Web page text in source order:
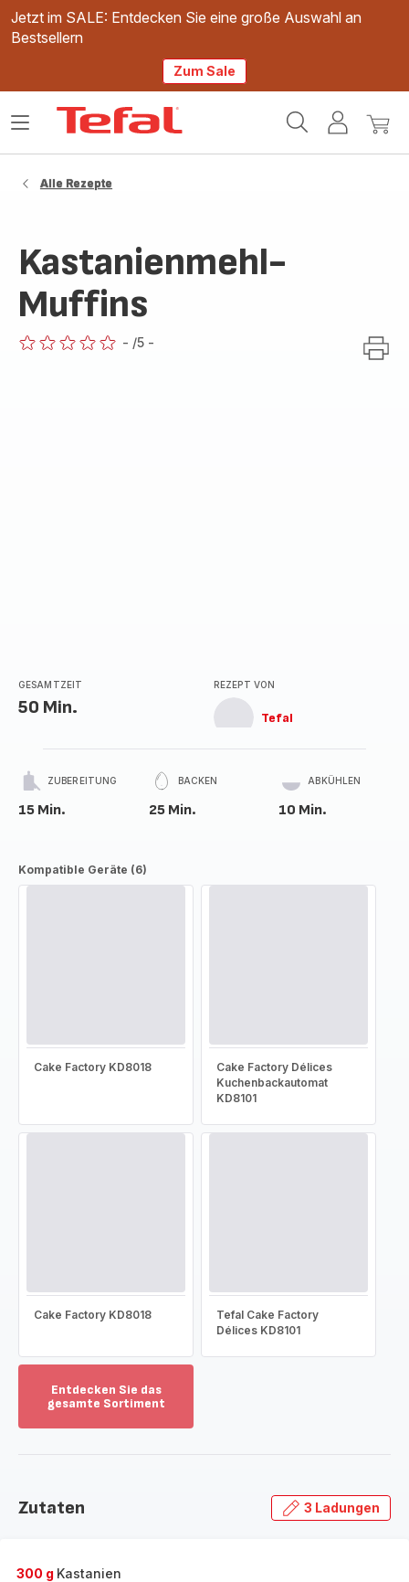
Jetzt im SALE: Entdecken Sie eine große Auswahl an
Bestsellern
Zum Sale
Mein
Mein
Das
Alle Rezepte
Kastanienmehl-
Muffins
- /5 -
GESAMTZEIT
50 Min.
REZEPT VON
Tefal
ZUBEREITUNG
15 Min.
BACKEN
25 Min.
ABKÜHLEN
10 Min.
Kompatible Geräte (6)
Cake Factory KD8018
Cake Factory Délices
Kuchenbackautomat
KD8101
Cake Factory KD8018
Tefal Cake Factory
Délices KD8101
Entdecken Sie das
gesamte Sortiment
das
Zutaten 3 Ladungen
300 g Kastanien